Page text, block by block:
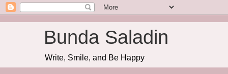
Bunda Saladin
Write, Smile, and Be Happy